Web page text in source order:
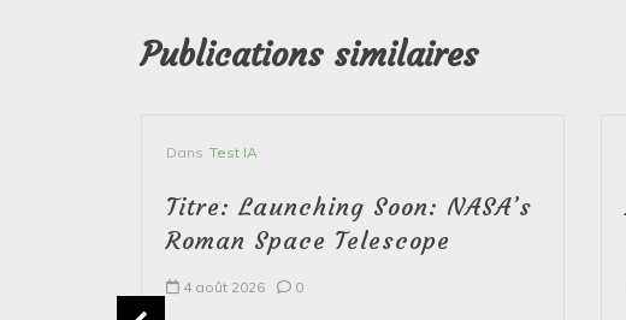
Publications similaires
Dans Test IA
Titre: Launching Soon: NASA’s
Roman Space Telescope
4 août 2026 0